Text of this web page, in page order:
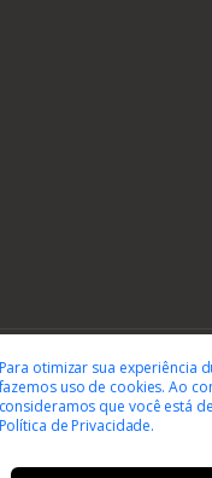
Para otimizar sua experiência
uso de cookies. Ao
consideramos que você está
Política de Privacidade.